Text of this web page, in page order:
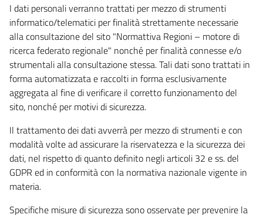
I dati personali verranno trattati per mezzo di strumenti
informatico/telematici per finalità strettamente necessarie
alla consultazione del sito "Normattiva Regioni – motore di
ricerca federato regionale" nonché per finalità connesse e/o
strumentali alla consultazione stessa. Tali dati sono trattati in
forma automatizzata e raccolti in forma esclusivamente
aggregata al fine di verificare il corretto funzionamento del
sito, nonché per motivi di sicurezza.
Il trattamento dei dati avverrà per mezzo di strumenti e con
modalità volte ad assicurare la riservatezza e la sicurezza dei
dati, nel rispetto di quanto definito negli articoli 32 e ss. del
GDPR ed in conformità con la normativa nazionale vigente in
materia.
Specifiche misure di sicurezza sono osservate per prevenire la